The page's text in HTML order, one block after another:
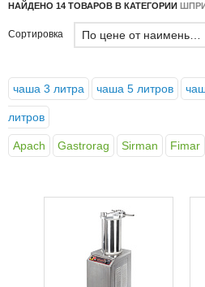
НАЙДЕНО 14 ТОВАРОВ В КАТЕГОРИИ
Сортировка
чаша 3 литра чаша 5 литров
литров
Apach Gastrorag Sirman Fimar